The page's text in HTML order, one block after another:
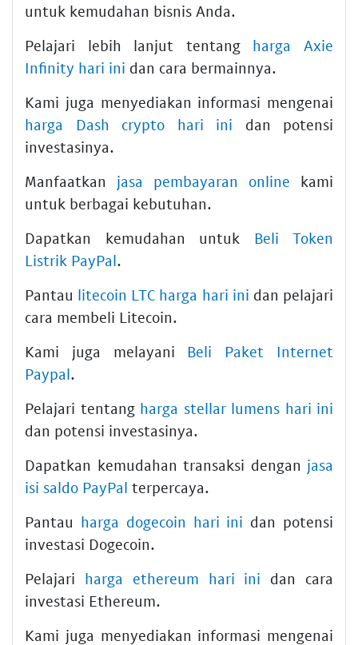
untuk kemudahan bisnis Anda.
Pelajari lebih lanjut tentang harga Axie
Infinity hari ini dan cara bermainnya.
Kami juga menyediakan informasi mengenai
harga Dash crypto hari ini dan potensi
investasinya.
Manfaatkan jasa pembayaran online kami
untuk berbagai kebutuhan.
Dapatkan kemudahan untuk Beli Token
Listrik PayPal.
Pantau litecoin LTC harga hari ini dan pelajari
cara membeli Litecoin.
Kami juga melayani Beli Paket Internet
Paypal.
Pelajari tentang harga stellar lumens hari ini
dan potensi investasinya.
Dapatkan kemudahan transaksi dengan jasa
isi saldo PayPal terpercaya.
Pantau harga dogecoin hari ini dan potensi
investasi Dogecoin.
Pelajari harga ethereum hari ini dan cara
investasi Ethereum.
Kami juga menyediakan informasi mengenai